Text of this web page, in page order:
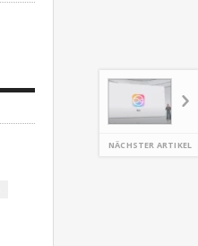
NÄCHSTER ARTIKEL